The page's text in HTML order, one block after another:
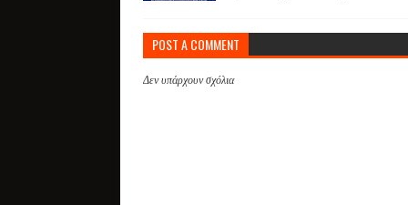
POST A COMMENT
Δεν υπάρχουν σχόλια